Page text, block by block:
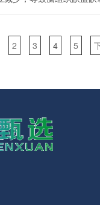
2 3 4 5